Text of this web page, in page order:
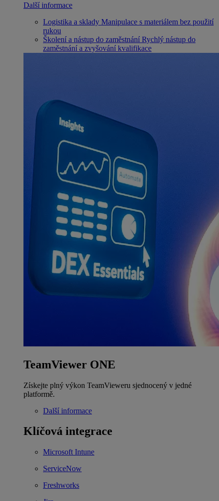
Další informace
Logistika a sklady Manipulace s materiálem bez použití
rukou
Školení a nástup do zaměstnání Rychlý nástup do
zaměstnání a zvyšování kvalifikace
TeamViewer ONE
Získejte plný výkon TeamVieweru sjednocený v jedné
platformě.
Další informace
Klíčová integrace
Microsoft Intune
ServiceNow
Freshworks